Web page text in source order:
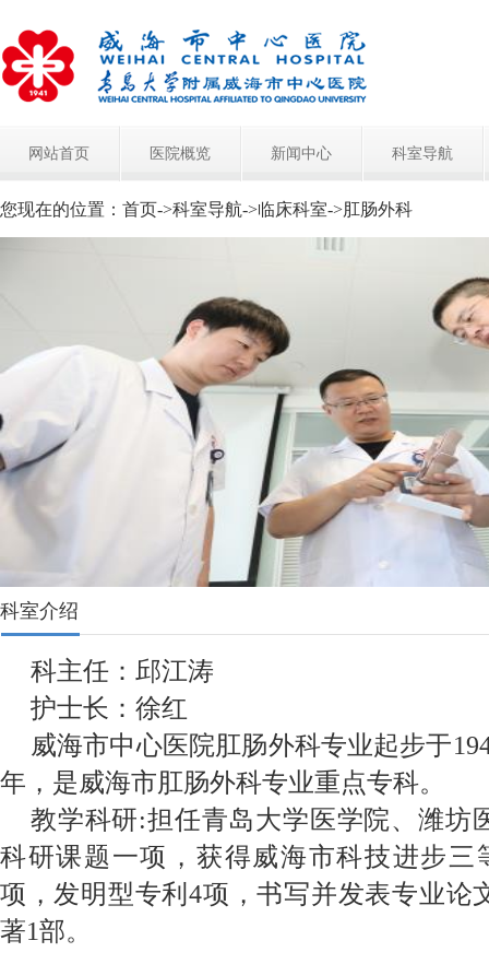
网站首页 医院概览 新闻中心 科室导航
您现在的位置： 首页->科室导航->临床科室->肛肠外科
科室介绍
科主任：邱江涛
护士长：徐红
威海市中心医院肛肠外科专业起步于
年，是威海市肛肠外科专业重点专科。
教学科研:担任青岛大学医学院、潍坊
科研课题一项，获得威海市科技进步三
项，发明型专利4项，书写并发表专业论
著1部。